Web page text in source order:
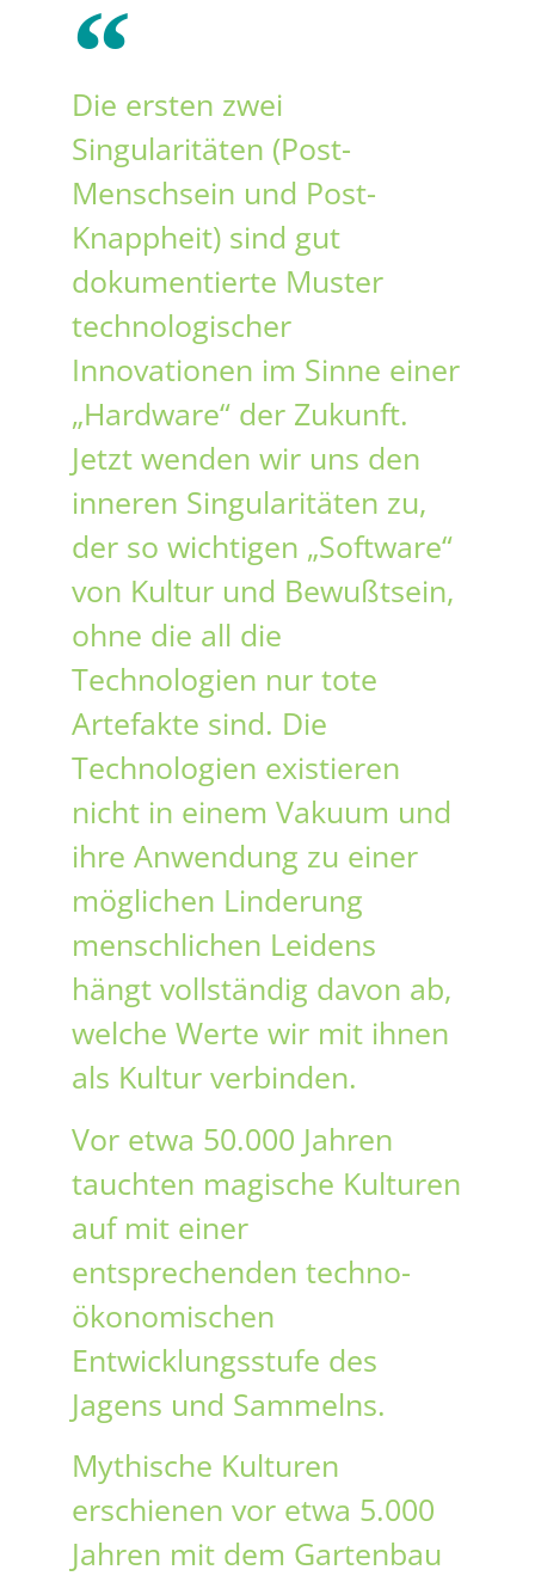
Die ersten zwei
Singularitäten (Post-
Menschsein und Post-
Knappheit) sind gut
dokumentierte Muster
technologischer
Innovationen im Sinne einer
„Hardware“ der Zukunft.
Jetzt wenden wir uns den
inneren Singularitäten zu,
der so wichtigen „Software“
von Kultur und Bewußtsein,
ohne die all die
Technologien nur tote
Artefakte sind. Die
Technologien existieren
nicht in einem Vakuum und
ihre Anwendung zu einer
möglichen Linderung
menschlichen Leidens
hängt vollständig davon ab,
welche Werte wir mit ihnen
als Kultur verbinden.
Vor etwa 50.000 Jahren
tauchten magische Kulturen
auf mit einer
entsprechenden techno-
ökonomischen
Entwicklungsstufe des
Jagens und Sammelns.
Mythische Kulturen
erschienen vor etwa 5.000
Jahren mit dem Gartenbau